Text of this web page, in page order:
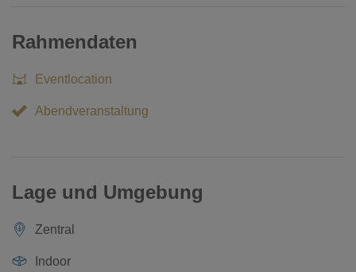
Rahmendaten
Eventlocation
Abendveranstaltung
Lage und Umgebung
Zentral
Indoor